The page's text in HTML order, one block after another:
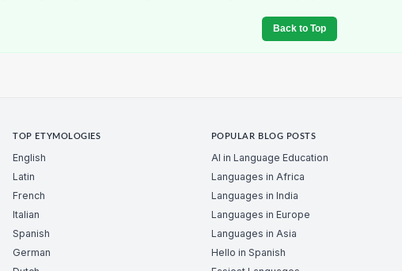
Back to Top
TOP ETYMOLOGIES
English
Latin
French
Italian
Spanish
German
POPULAR BLOG POSTS
AI in Language Education
Languages in Africa
Languages in India
Languages in Europe
Languages in Asia
Hello in Spanish